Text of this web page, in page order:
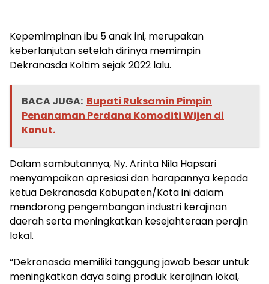
Kepemimpinan ibu 5 anak ini, merupakan
keberlanjutan setelah dirinya memimpin
Dekranasda Koltim sejak 2022 lalu.
BACA JUGA: Bupati Ruksamin Pimpin
Penanaman Perdana Komoditi Wijen di
Konut.
Dalam sambutannya, Ny. Arinta Nila Hapsari
menyampaikan apresiasi dan harapannya kepada
ketua Dekranasda Kabupaten/Kota ini dalam
mendorong pengembangan industri kerajinan
daerah serta meningkatkan kesejahteraan perajin
lokal.
“Dekranasda memiliki tanggung jawab besar untuk
meningkatkan daya saing produk kerajinan lokal,